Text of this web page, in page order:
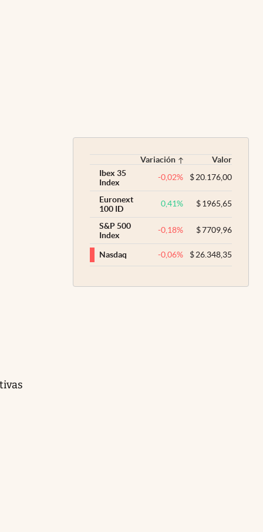
Variación
Valor
Ibex 35
Index
-0,02% $20.176,00
Euronext
100 ID
0,41% $1965,65
S&P 500
Index
-0,18% $7709,96
Nasdaq -0,06% $26.348,35